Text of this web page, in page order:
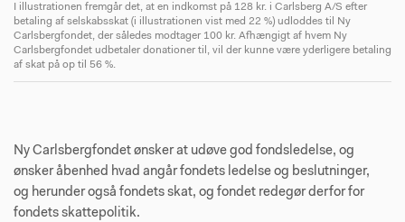
I illustrationen fremgår det, at en indkomst på 128 kr. i Carlsberg A/S efter
betaling af selskabsskat (i illustrationen vist med 22 %) udloddes til Ny
Carlsbergfondet, der således modtager 100 kr. Afhængigt af hvem Ny
Carlsbergfondet udbetaler donationer til, vil der kunne være yderligere betaling
af skat på op til 56 %.
Ny Carlsbergfondet ønsker at udøve god fondsledelse, og
ønsker åbenhed hvad angår fondets ledelse og beslutninger,
og herunder også fondets skat, og fondet redegør derfor for
fondets skattepolitik.